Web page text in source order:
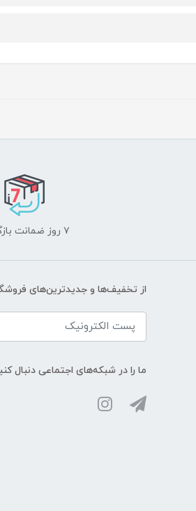
۷ روز ضمانت بازگشت
از تخفیف‌ها و جدیدترین‌های
ما را در شبکه‌های اجتماعی دنبال